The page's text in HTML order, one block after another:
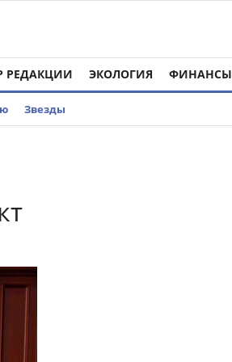
РЕДАКЦИИ ЭКОЛОГИЯ ФИНАНСЫ
Звезды